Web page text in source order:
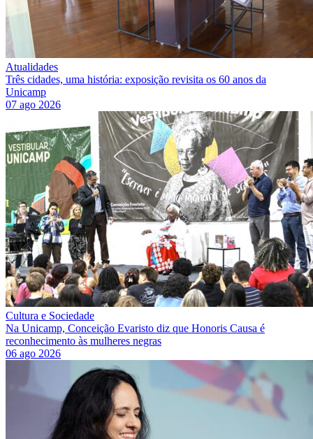
Atualidades
Três cidades, uma história: exposição revisita os 60 anos da
Unicamp
07 ago 2026
Cultura e Sociedade
Na Unicamp, Conceição Evaristo diz que Honoris Causa é
reconhecimento às mulheres negras
06 ago 2026